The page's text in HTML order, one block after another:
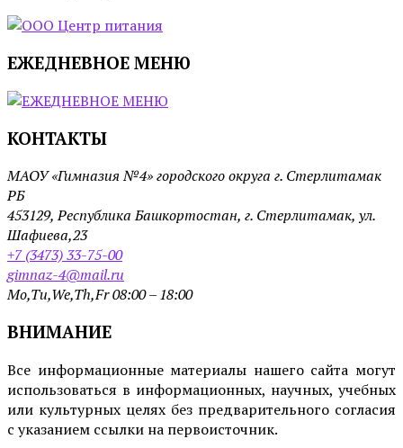
ЕЖЕДНЕВНОЕ МЕНЮ
КОНТАКТЫ
МАОУ «Гимназия №4» городского округа г. Стерлитамак
РБ
453129, Республика Башкортостан, г. Стерлитамак, ул.
Шафиева,23
+7 (3473) 33-75-00
gimnaz-4@mail.ru
Mo,Tu,We,Th,Fr 08:00 – 18:00
ВНИМАНИЕ
Все информационные материалы нашего сайта могут
использоваться в информационных, научных, учебных
или культурных целях без предварительного согласия
с указанием ссылки на первоисточник.